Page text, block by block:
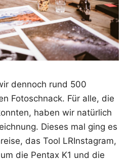
den­noch rund 500
Foto­schnack. Für alle, die
haben wir natür­lich
Die­ses mal ging es
das Tool LRIn­sta­gram,
die Pen­tax K1 und die